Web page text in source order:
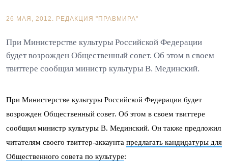
26 МАЯ, 2012. РЕДАКЦИЯ "ПРАВМИРА"
При Министерстве культуры Российской Федерации
будет возрожден Общественный совет. Об этом в своем
твиттере сообщил министр культуры В. Мединский.
При Министерстве культуры Российской Федерации будет
возрожден Общественный совет. Об этом в своем твиттере
сообщил министр культуры В. Мединский. Он также предложил
читателям своего твиттер-аккаунта предлагать кандидатуры для
Общественного совета по культуре: